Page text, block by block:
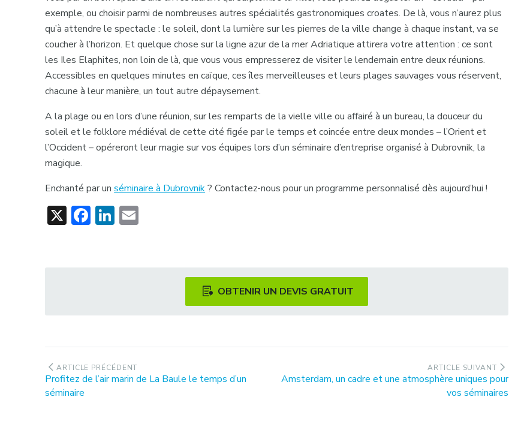
exemple, ou choisir parmi de nombreuses autres spécialités gastronomiques croates. De là, vous n’aurez plus
qu’à attendre le spectacle : le soleil, dont la lumière sur les pierres de la ville change à chaque instant, va se
coucher à l’horizon. Et quelque chose sur la ligne azur de la mer Adriatique attirera votre attention : ce sont
les Iles Elaphites, non loin de là, que vous vous empresserez de visiter le lendemain entre deux réunions.
Accessibles en quelques minutes en caïque, ces îles merveilleuses et leurs plages sauvages vous réservent,
chacune à leur manière, un tout autre dépaysement.
A la plage ou en lors d’une réunion, sur les remparts de la vielle ville ou affairé à un bureau, la douceur du
soleil et le folklore médiéval de cette cité figée par le temps et coincée entre deux mondes – l’Orient et
l’Occident – opéreront leur magie sur vos équipes lors d’un séminaire d’entreprise organisé à Dubrovnik, la
magique.
Enchanté par unséminaire à Dubrovnik? Contactez-nous pour un programme personnalisé dès aujourd’hui !
X Facebook
LinkedIn
OBTENIR UN DEVIS GRATUIT
Navigation
de
ARTICLE PRÉCÉDENT
Article
précédent
:
Profitez de l’air marin de La Baule le temps d’un
séminaire
ARTICLE SUIVANT
Article
suivant
Amsterdam, un cadre et une atmosphère uniques pour
vos séminaires